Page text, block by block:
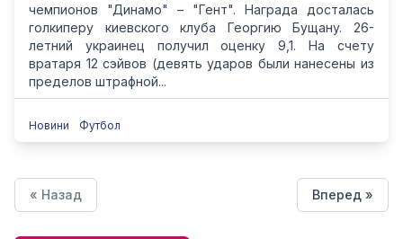
чемпионов "Динамо" – "Гент". Награда досталась
голкиперу киевского клуба Георгию Бущану. 26-
летний украинец получил оценку 9,1. На счету
вратаря 12 сэйвов (девять ударов были нанесены из
пределов штрафной...
Новини Футбол
« Назад Вперед »